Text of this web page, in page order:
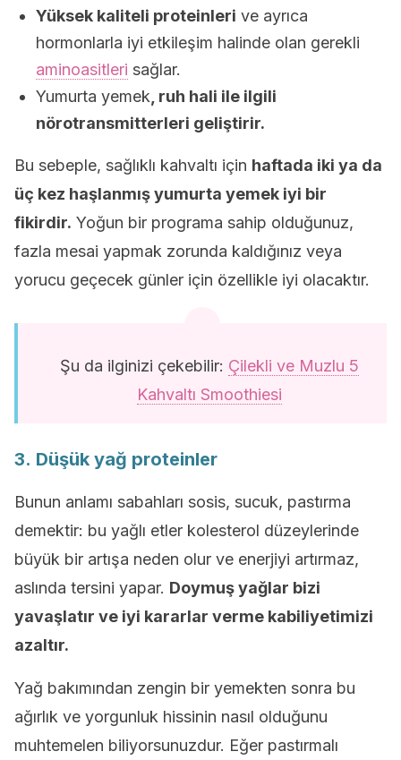
Yüksek kaliteli proteinleri ve ayrıca
hormonlarla iyi etkileşim halinde olan gerekli
aminoasitleri sağlar.
Yumurta yemek , ruh hali ile ilgili
nörotransmitterleri geliştirir.
Bu sebeple, sağlıklı kahvaltı için haftada iki ya da
üç kez haşlanmış yumurta yemek iyi bir
fikirdir. Yoğun bir programa sahip olduğunuz,
fazla mesai yapmak zorunda kaldığınız veya
yorucu geçecek günler için özellikle iyi olacaktır.
Şu da ilginizi çekebilir: Çilekli ve Muzlu 5
Kahvaltı Smoothiesi
3. Düşük yağ proteinler
Bunun anlamı sabahları sosis, sucuk, pastırma
demektir: bu yağlı etler kolesterol düzeylerinde
büyük bir artışa neden olur ve enerjiyi artırmaz,
aslında tersini yapar. Doymuş yağlar bizi
yavaşlatır ve iyi kararlar verme kabiliyetimizi
azaltır.
Yağ bakımından zengin bir yemekten sonra bu
ağırlık ve yorgunluk hissinin nasıl olduğunu
muhtemelen biliyorsunuzdur. Eğer pastırmalı